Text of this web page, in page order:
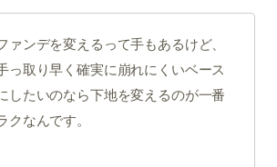
ァンデを変えるって手もあるけど、
っ取り早く確実に崩れにくいベース
したいのなら下地を変えるのが一番
クなんです。